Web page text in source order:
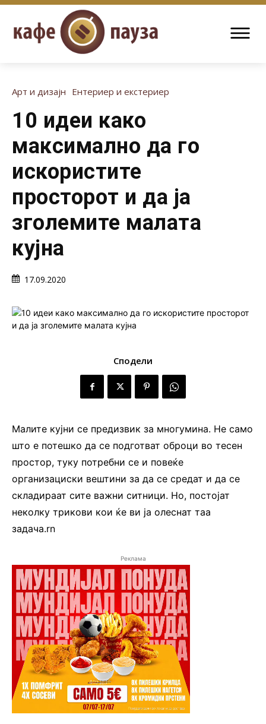
Арт и дизајн Ентериер и екстериер
10 идеи како
максимално да го
искористите
просторот и да ја
зголемите малата
кујна
17.09.2020
Сподели
Малите кујни се предизвик за многумина. Не само
што е потешко да се подготват оброци во тесен
простор, туку потребни се и повеќе
организациски вештини за да се средат и да се
складираат сите важни ситници. Но, постојат
неколку трикови кои ќе ви ја олеснат таа
задача.rn
Реклама